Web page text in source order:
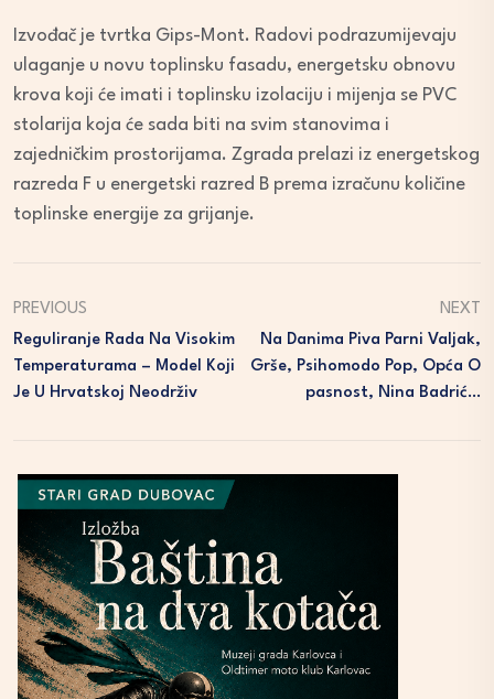
Izvođač je tvrtka Gips-Mont. Radovi podrazumijevaju
ulaganje u novu toplinsku fasadu, energetsku obnovu
krova koji će imati i toplinsku izolaciju i mijenja se PVC
stolarija koja će sada biti na svim stanovima i
zajedničkim prostorijama. Zgrada prelazi iz energetskog
razreda F u energetski razred B prema izračunu količine
toplinske energije za grijanje.
PREVIOUS
Reguliranje Rada Na Visokim
Temperaturama – Model Koji
Je U Hrvatskoj Neodrživ
NEXT
Na Danima Piva Parni Valjak,
Grše, Psihomodo Pop, Opća O
Pasnost, Nina Badrić…